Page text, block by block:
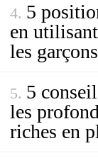
5
en
les garçons
5
les
riches en